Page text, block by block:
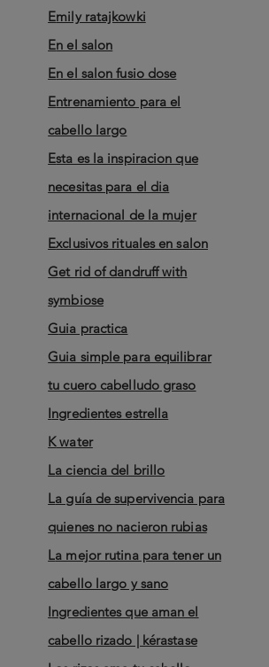
emily ratajkowki
en el salon
en el salon fusio dose
entrenamiento para el
cabello largo
esta es la inspiracion que
necesitas para el dia
internacional de la mujer
exclusivos rituales en salon
get rid of dandruff with
symbiose
guia practica
guia simple para equilibrar
tu cuero cabelludo graso
ingredientes estrella
k water
la ciencia del brillo
la guía de supervivencia para
quienes no nacieron rubias
la mejor rutina para tener un
cabello largo y sano
ingredientes que aman el
cabello rizado | kérastase